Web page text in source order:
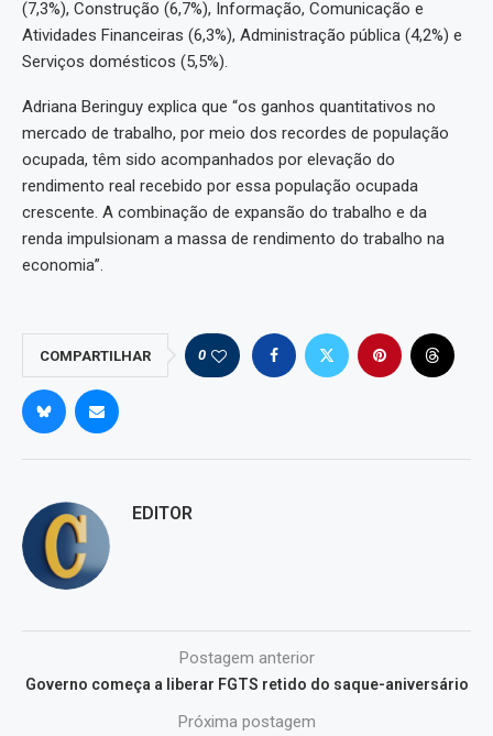
(7,3%), Construção (6,7%), Informação, Comunicação e
Atividades Financeiras (6,3%), Administração pública (4,2%) e
Serviços domésticos (5,5%).
Adriana Beringuy explica que “os ganhos quantitativos no
mercado de trabalho, por meio dos recordes de população
ocupada, têm sido acompanhados por elevação do
rendimento real recebido por essa população ocupada
crescente. A combinação de expansão do trabalho e da
renda impulsionam a massa de rendimento do trabalho na
economia”.
COMPARTILHAR 0
EDITOR
Postagem anterior
Governo começa a liberar FGTS retido do saque-aniversário
Próxima postagem